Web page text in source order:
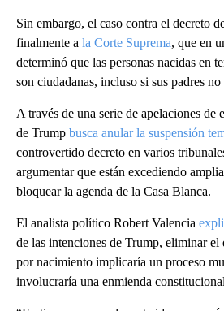
Sin embargo, el caso contra el decreto
finalmente a la Corte Suprema, que en
determinó que las personas nacidas en
son ciudadanas, incluso si sus padres no
A través de una serie de apelaciones de
de Trump busca anular la suspensión
controvertido decreto en varios
argumentar que están excediendo
bloquear la agenda de la Casa Blanca.
El analista político Robert Valencia
de las intenciones de Trump, eliminar el
por nacimiento implicaría un proceso
involucraría una enmienda